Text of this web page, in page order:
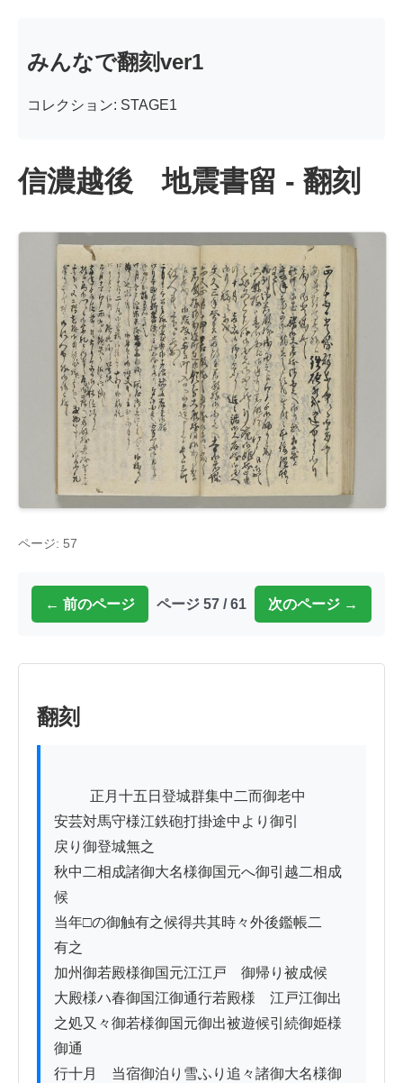
みんなで翻刻ver1
コレクション: STAGE1
信濃越後 地震書留 - 翻刻
ページ: 57
← 前のページ ページ 57 / 61 次のページ →
翻刻
安芸対馬守様江鉄砲打掛途中より御引
戻り御登城無之
秋中二相成諸御大名様御国元へ御引越二相成
候
当年□の御触有之候得共其時々外後鑑帳二
有之
加州御若殿様御国元江江戸ゟ御帰り被成候
大殿様ハ春御国江御通行若殿様　江戸江御出
之処又々御若様御国元御出被遊候引続御姫様
御通
行十月　当宿御泊り雪ふり追々諸御大名様御